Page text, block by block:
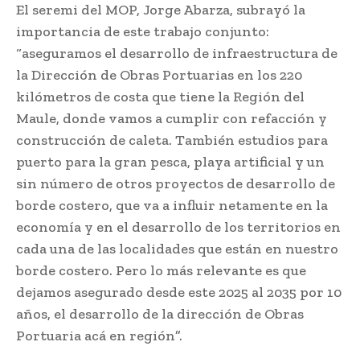
El seremi del MOP, Jorge Abarza, subrayó la
importancia de este trabajo conjunto:
“aseguramos el desarrollo de infraestructura de
la Dirección de Obras Portuarias en los 220
kilómetros de costa que tiene la Región del
Maule, donde vamos a cumplir con refacción y
construcción de caleta. También estudios para
puerto para la gran pesca, playa artificial y un
sin número de otros proyectos de desarrollo de
borde costero, que va a influir netamente en la
economía y en el desarrollo de los territorios en
cada una de las localidades que están en nuestro
borde costero. Pero lo más relevante es que
dejamos asegurado desde este 2025 al 2035 por 10
años, el desarrollo de la dirección de Obras
Portuaria acá en región”.